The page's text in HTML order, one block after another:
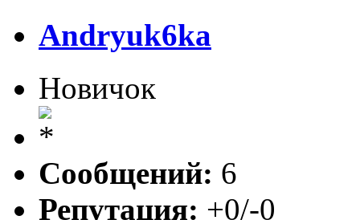
Andryuk6ka
Новичок
Сообщений: 6
Репутация: +0/-0